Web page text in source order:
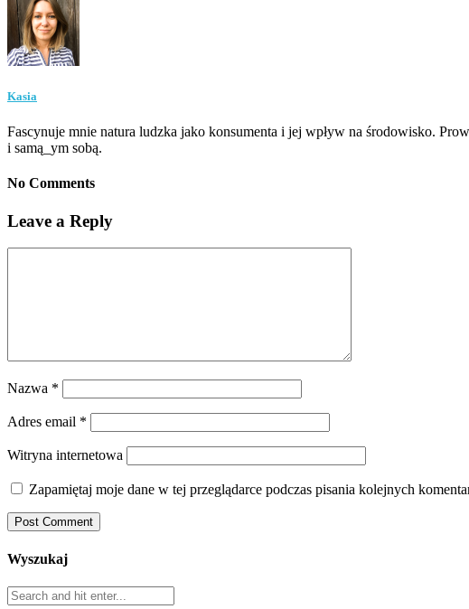
Kasia
Fascynuje mnie natura ludzka jako konsumenta i jej wpływ na środowisko.
i samą_ym sobą.
No Comments
Leave a Reply
Nazwa *
Adres email *
Witryna internetowa
Zapamiętaj moje dane w tej przeglądarce podczas pisania kolejnych
Wyszukaj